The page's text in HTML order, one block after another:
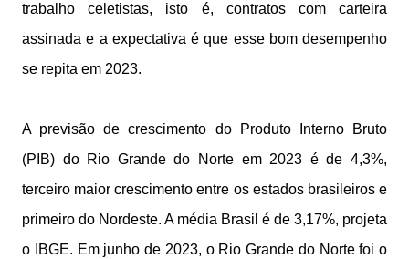
trabalho celetistas, isto é, contratos com carteira
assinada e a expectativa é que esse bom desempenho
se repita em 2023.
A previsão de crescimento do Produto Interno Bruto
(PIB) do Rio Grande do Norte em 2023 é de 4,3%,
terceiro maior crescimento entre os estados brasileiros e
primeiro do Nordeste. A média Brasil é de 3,17%, projeta
o IBGE. Em junho de 2023, o Rio Grande do Norte foi o